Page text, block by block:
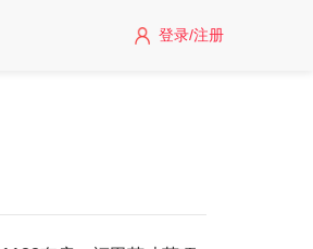
登录/注册